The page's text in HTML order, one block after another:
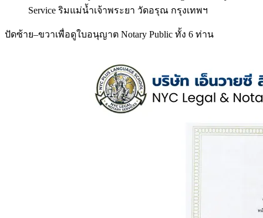
Service ริมแม่น้ำเจ้าพระยา วัดอรุณ กรุงเทพฯ
ปัดซ้าย–ขวาเพื่อดูใบอนุญาต Notary Public ทั้ง 6 ท่าน